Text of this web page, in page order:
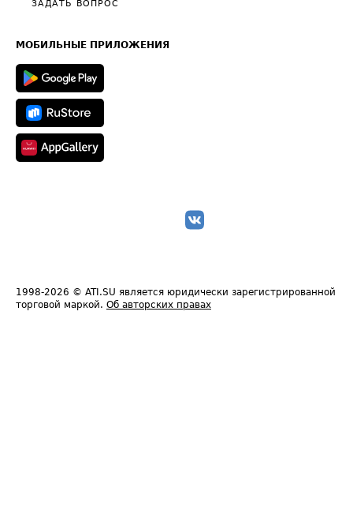
Общие положения
Техническая информация
ЗАДАТЬ ВОПРОС
МОБИЛЬНЫЕ ПРИЛОЖЕНИЯ
1998-2026 © ATI.SU является юридически зарегистрированной
торговой маркой. Об авторских правах